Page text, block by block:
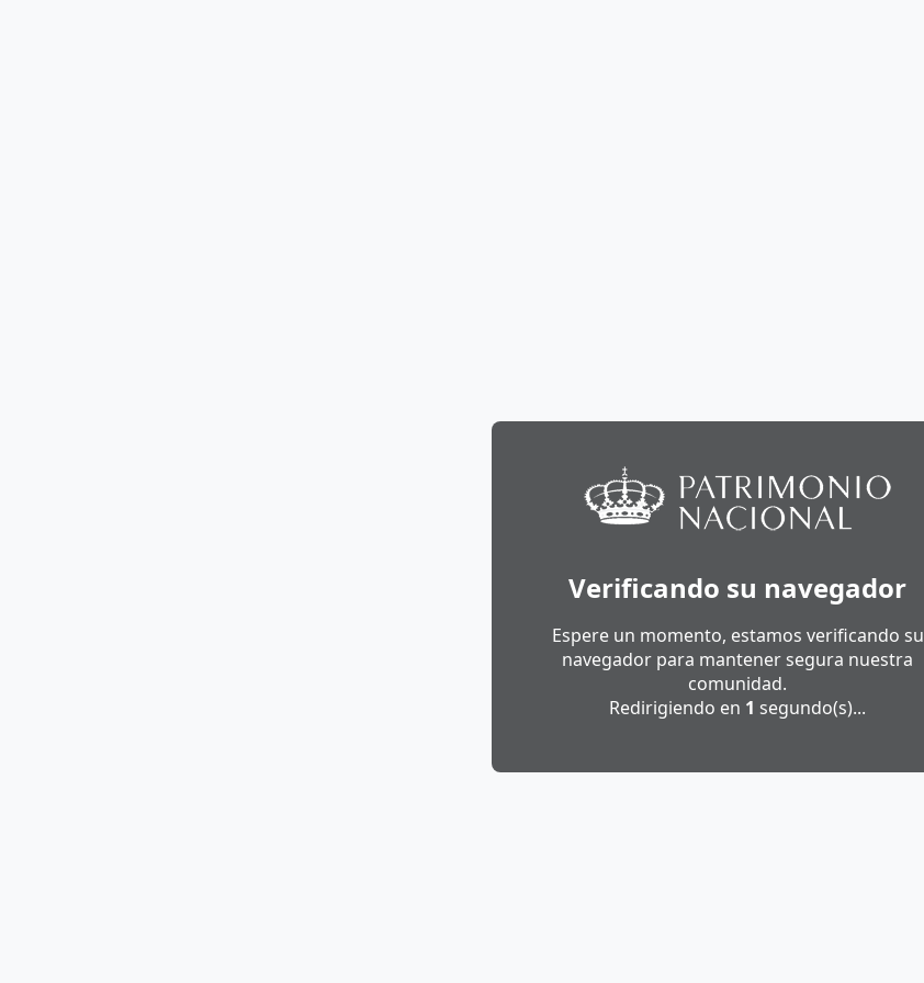
Verificando su navegador
Espere un momento, estamos verificando su
navegador para mantener segura nuestra
comunidad.
Redirigiendo en 1 segundo(s)...